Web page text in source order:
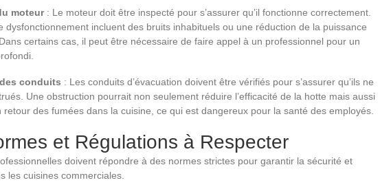
moteur: Le moteur doit être inspecté pour s’assurer qu’il fonctionne correctement.
dysfonctionnement incluent des bruits inhabituels ou une réduction de la puissance
certains cas, il peut être nécessaire de faire appel à un professionnel pour un
conduits : Les conduits d’évacuation doivent être vérifiés pour s’assurer qu’ils ne
Une obstruction pourrait non seulement réduire l’efficacité de la hotte mais aussi
retour des fumées dans la cuisine, ce qui est dangereux pour la santé des employés.
et Régulations à Respecter
doivent répondre à des normes strictes pour garantir la sécurité et
les cuisines commerciales.